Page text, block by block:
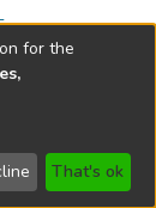
for the
That's ok